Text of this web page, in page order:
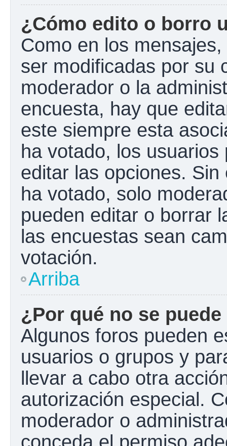
¿Cómo edito o borro
Como en los
ser modificadas por su
moderador o la
encuesta, hay que
este siempre esta
ha votado, los
editar las opciones.
ha votado, solo
pueden editar o borrar
las encuestas sean
votación.
Arriba
¿Por qué no se
Algunos foros pueden
usuarios o grupos y
llevar a cabo otra
autorización especial.
moderador o